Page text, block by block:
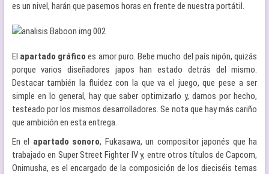
es un nivel, harán que pasemos horas en frente de nuestra portátil.
El apartado gráfico es amor puro. Bebe mucho del país nipón, quizás
porque varios diseñadores japos han estado detrás del mismo.
Destacar también la fluidez con la que va el juego, que pese a ser
simple en lo general, hay que saber optimizarlo y, damos por hecho,
testeado por los mismos desarrolladores. Se nota que hay más cariño
que ambición en esta entrega.
En el apartado sonoro, Fukasawa, un compositor japonés que ha
trabajado en Super Street Fighter IV y, entre otros títulos de Capcom,
Onimusha, es el encargado de la composición de los dieciséis temas